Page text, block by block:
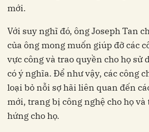
mới.
Với suy nghĩ đó, ông Joseph Tan
của ông mong muốn giúp đỡ các
vực công và trao quyền cho họ sử
có ý nghĩa. Để như vậy, các công
loại bỏ nỗi sợ hãi liên quan đến
mới, trang bị công nghệ cho họ
hứng cho họ.